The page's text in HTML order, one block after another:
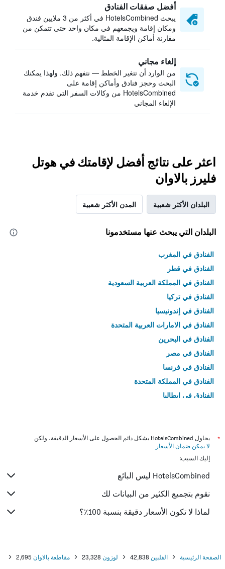
أفضل صفقات الفنادق
يبحث HotelsCombined في أكثر من 3 ملايين فندق
ومكان إقامة ويجمعهم في مكان واحد حتى تتمكن من
مقارنة أماكن الإقامة المثالية.
إلغاء مجاني
من الوارد أن تتغير الخطط — نتفهم ذلك. ولهذا يمكنك
البحث وحجز فنادق وأماكن إقامة على
HotelsCombined من وكالات السفر التي تقدم خدمة
الإلغاء المجاني
اعثر على نتائج أفضل لإقامتك في هوتل
فليرز بالاوان
البلدان الأكثر شعبية المدن الأكثر شعبية
البلدان التي يبحث عنها مستخدمونا
الفنادق في المغرب
الفنادق في قطر
الفنادق في المملكة العربية السعودية
الفنادق في تركيا
الفنادق في إندونيسيا
الفنادق في الامارات العربية المتحدة
الفنادق في البحرين
الفنادق في مصر
الفنادق في فرنسا
الفنادق في المملكة المتحدة
الفنادق في إيطاليا
*
يحاول HotelsCombined بشكل دائم الحصول على الأسعار الدقيقة، ولكن
لا يمكن ضمان الأسعار .
إليك السبب:
HotelsCombined ليس البائع
نقوم بتجميع الكثير من البيانات لك
لماذا لا تكون الأسعار دقيقة بنسبة 100٪؟
الصفحة الرئيسية الفلبين 42,838 لوزون 23,328 مقاطعة بالاوان 2,695